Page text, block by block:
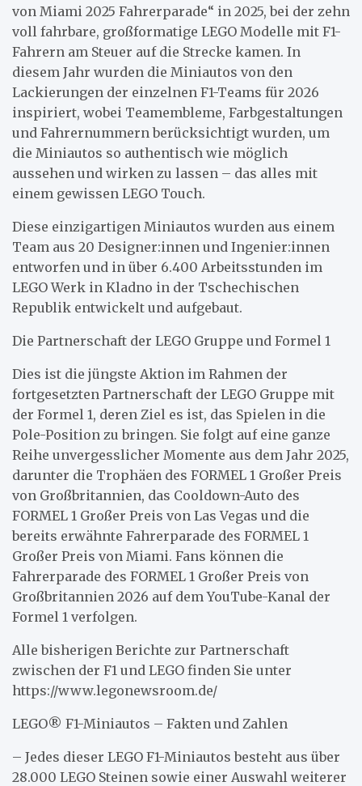
von Miami 2025 Fahrerparade“ in 2025, bei der zehn
voll fahrbare, großformatige LEGO Modelle mit F1-
Fahrern am Steuer auf die Strecke kamen. In
diesem Jahr wurden die Miniautos von den
Lackierungen der einzelnen F1-Teams für 2026
inspiriert, wobei Teamembleme, Farbgestaltungen
und Fahrernummern berücksichtigt wurden, um
die Miniautos so authentisch wie möglich
aussehen und wirken zu lassen – das alles mit
einem gewissen LEGO Touch.
Diese einzigartigen Miniautos wurden aus einem
Team aus 20 Designer:innen und Ingenier:innen
entworfen und in über 6.400 Arbeitsstunden im
LEGO Werk in Kladno in der Tschechischen
Republik entwickelt und aufgebaut.
Die Partnerschaft der LEGO Gruppe und Formel 1
Dies ist die jüngste Aktion im Rahmen der
fortgesetzten Partnerschaft der LEGO Gruppe mit
der Formel 1, deren Ziel es ist, das Spielen in die
Pole-Position zu bringen. Sie folgt auf eine ganze
Reihe unvergesslicher Momente aus dem Jahr 2025,
darunter die Trophäen des FORMEL 1 Großer Preis
von Großbritannien, das Cooldown-Auto des
FORMEL 1 Großer Preis von Las Vegas und die
bereits erwähnte Fahrerparade des FORMEL 1
Großer Preis von Miami. Fans können die
Fahrerparade des FORMEL 1 Großer Preis von
Großbritannien 2026 auf dem YouTube-Kanal der
Formel 1 verfolgen.
Alle bisherigen Berichte zur Partnerschaft
zwischen der F1 und LEGO finden Sie unter
https://www.legonewsroom.de/
LEGO® F1-Miniautos – Fakten und Zahlen
– Jedes dieser LEGO F1-Miniautos besteht aus über
28.000 LEGO Steinen sowie einer Auswahl weiterer